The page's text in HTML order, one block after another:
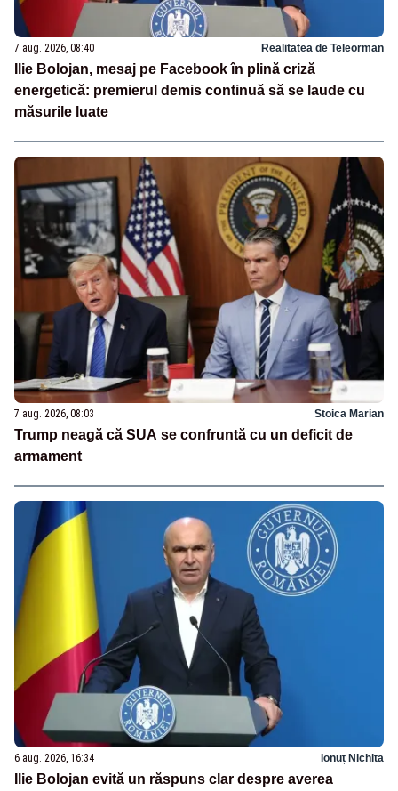
7 aug. 2026, 08:40 Realitatea de Teleorman
Ilie Bolojan, mesaj pe Facebook în plină criză
energetică: premierul demis continuă să se laude cu
măsurile luate
7 aug. 2026, 08:03 Stoica Marian
Trump neagă că SUA se confruntă cu un deficit de
armament
6 aug. 2026, 16:34 Ionuț Nichita
Ilie Bolojan evită un răspuns clar despre averea